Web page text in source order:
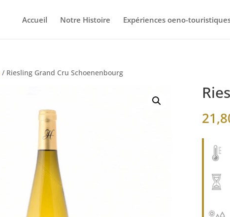
Accueil Notre Histoire Expériences oeno-
/ Riesling Grand Cru Schoenenbourg